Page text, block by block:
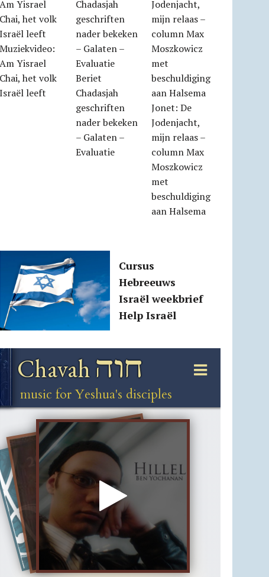
Muziekvideo:
Am Yisrael
Chai, het volk
Israël leeft
Beriet
Chadasjah
geschriften
nader bekeken
– Galaten –
Evaluatie
Jonet: De
Jodenjacht,
mijn relaas –
column Max
Moszkowicz
met
beschuldiging
aan Halsema
Cursus
Hebreeuws
Israël weekbrief
Help Israël